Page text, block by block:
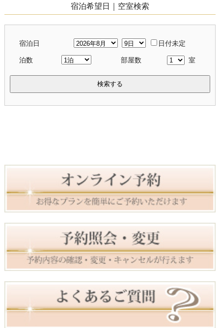
宿泊希望日｜空室検索
宿泊日 日付未定
泊数 部屋数 室
検索する